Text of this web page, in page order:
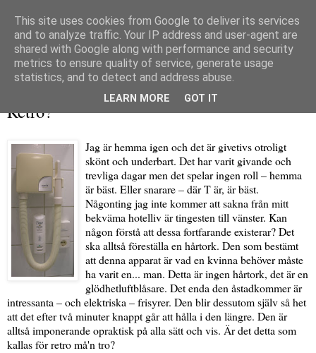
Retro?
Jag är hemma igen och det är givetivs otroligt
skönt och underbart. Det har varit givande och
trevliga dagar men det spelar ingen roll – hemma
är bäst. Eller snarare – där T är, är bäst.
Någonting jag inte kommer att sakna från mitt
bekväma hotelliv är tingesten till vänster. Kan
någon förstå att dessa fortfarande existerar? Det
ska alltså föreställa en hårtork. Den som bestämt
att denna apparat är vad en kvinna behöver måste
ha varit en... man. Detta är ingen hårtork, det är en
glödhetluftblåsare. Det enda den åstadkommer är
intressanta – och elektriska – frisyrer. Den blir dessutom själv så het
att det efter två minuter knappt går att hålla i den längre. Den är
alltså imponerande opraktisk på alla sätt och vis. Är det detta som
kallas för retro må'n tro?
This site uses cookies from Google to deliver its services
and to analyze traffic. Your IP address and user-agent are
shared with Google along with performance and security
metrics to ensure quality of service, generate usage
statistics, and to detect and address abuse.
LEARN MORE GOT IT